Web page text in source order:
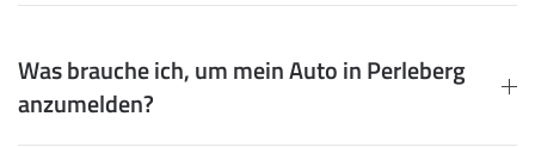
Was brauche ich, um mein Auto in Perleberg
anzumelden?